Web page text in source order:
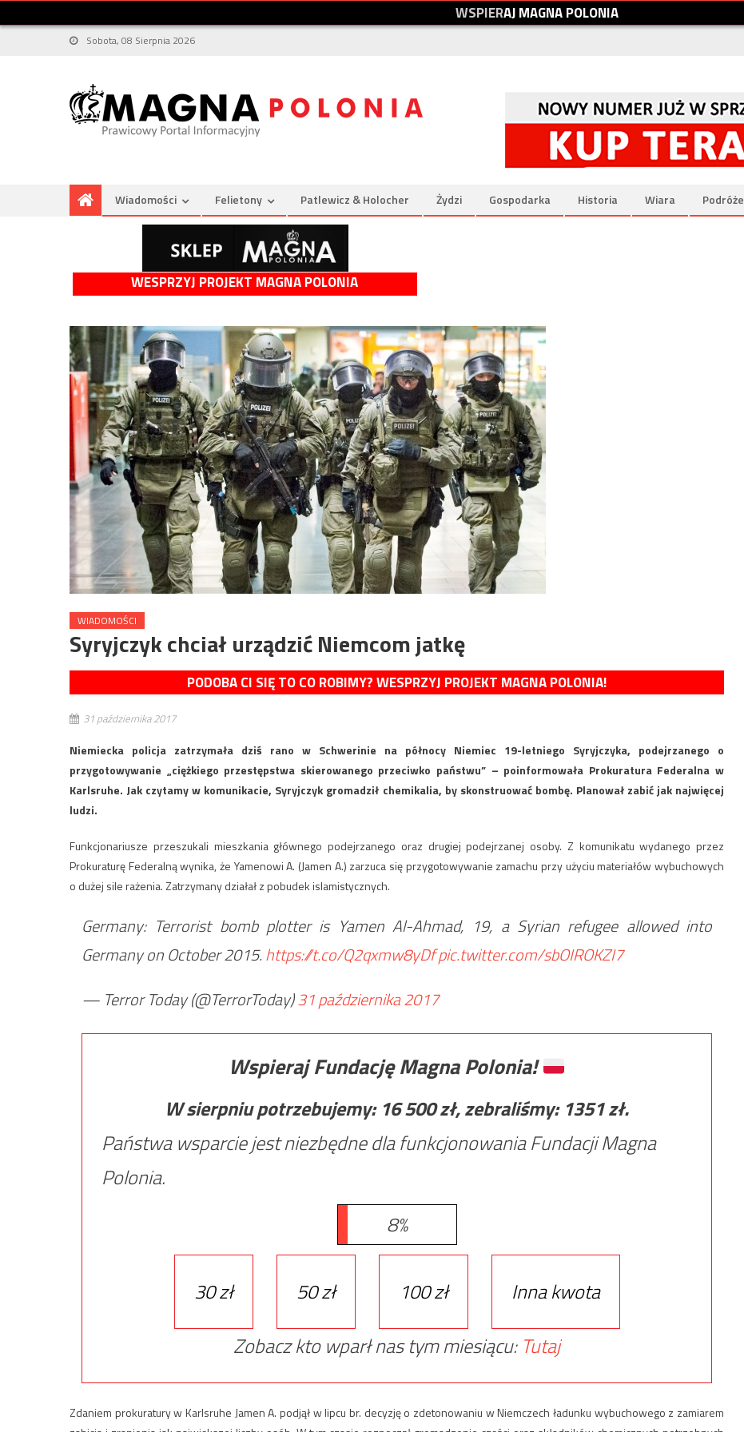
WSPIERAJMAGNAPOLONIA
Sobota, 08 Sierpnia 2026
Wiadomości Felietony Patlewicz & Holocher Żydzi Gospodarka Historia Wiara Podróże
WESPRZYJ PROJEKT MAGNA POLONIA
WIADOMOŚCI
Syryjczyk chciał urządzić Niemcom jatkę
PODOBA CI SIĘ TO CO ROBIMY? WESPRZYJ PROJEKT MAGNA POLONIA!
31 października 2017
Niemiecka policja zatrzymała dziś rano w Schwerinie na północy Niemiec 19-letniego Syryjczyka, podejrzanego o
przygotowywanie „ciężkiego przestępstwa skierowanego przeciwko państwu” – poinformowała Prokuratura Federalna w
Karlsruhe. Jak czytamy w komunikacie, Syryjczyk gromadził chemikalia, by skonstruować bombę. Planował zabić jak najwięcej
ludzi.
Funkcjonariusze przeszukali mieszkania głównego podejrzanego oraz drugiej podejrzanej osoby. Z komunikatu wydanego przez
Prokuraturę Federalną wynika, że Yamenowi A. (Jamen A.) zarzuca się przygotowywanie zamachu przy użyciu materiałów wybuchowych
o dużej sile rażenia. Zatrzymany działał z pobudek islamistycznych.
Germany: Terrorist bomb plotter is Yamen Al-Ahmad, 19, a Syrian refugee allowed into
Germany on October 2015.https://t.co/Q2qxmw8yDfpic.twitter.com/sbOIROKZI7
— Terror Today (@TerrorToday)31 października 2017
Wspieraj Fundację Magna Polonia!
W sierpniu potrzebujemy: 16 500zł, zebraliśmy: 1351zł.
Państwa wsparcie jest niezbędne dla funkcjonowania Fundacji Magna
Polonia.
8%
30 zł 50 zł 100 zł
Inna kwota
Zobacz kto wparł nas tym miesiącu: Tutaj
Zdaniem prokuratury w Karlsruhe Jamen A. podjął w lipcu br. decyzję o zdetonowaniu w Niemczech ładunku wybuchowego z zamiarem